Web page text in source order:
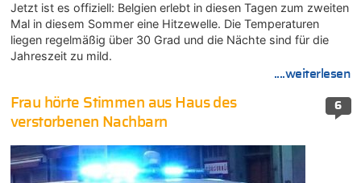
Jetzt ist es offiziell: Belgien erlebt in diesen Tagen zum zweiten
Mal in diesem Sommer eine Hitzewelle. Die Temperaturen
liegen regelmäßig über 30 Grad und die Nächte sind für die
Jahreszeit zu mild.
....weiterlesen
6
Frau hörte Stimmen aus Haus des
verstorbenen Nachbarn